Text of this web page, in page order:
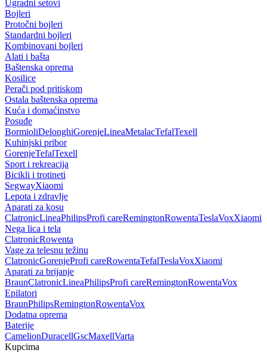
Ugradni setovi
Bojleri
Protočni bojleri
Standardni bojleri
Kombinovani bojleri
Alati i bašta
Baštenska oprema
Kosilice
Perači pod pritiskom
Ostala baštenska oprema
Kuća i domaćinstvo
Posuđe
BormioliDelonghiGorenjeLineaMetalacTefalTexell
Kuhinjski pribor
GorenjeTefalTexell
Sport i rekreacija
Bicikli i trotineti
SegwayXiaomi
Lepota i zdravlje
Aparati za kosu
ClatronicLineaPhilipsProfi careRemingtonRowentaTeslaVoxXiaomi
Nega lica i tela
ClatronicRowenta
Vage za telesnu težinu
ClatronicGorenjeProfi careRowentaTefalTeslaVoxXiaomi
Aparati za brijanje
BraunClatronicLineaPhilipsProfi careRemingtonRowentaVox
Epilatori
BraunPhilipsRemingtonRowentaVox
Dodatna oprema
Baterije
CamelionDuracellGscMaxellVarta
Kupcima